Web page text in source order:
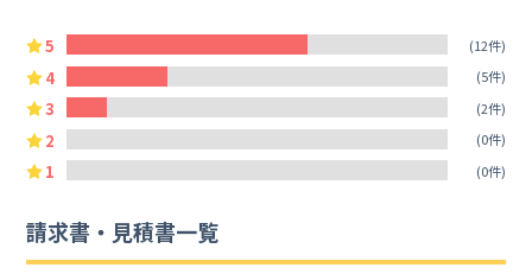
5 (12件)
4 (5件)
3 (2件)
2 (0件)
1 (0件)
請求書・見積書一覧